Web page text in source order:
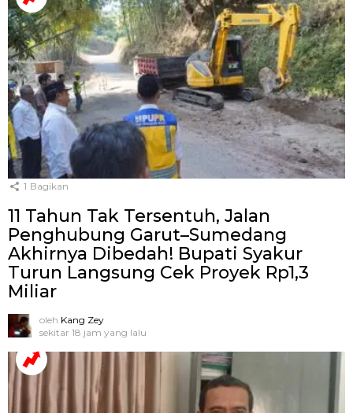
1 Bagikan
11 Tahun Tak Tersentuh, Jalan
Penghubung Garut–Sumedang
Akhirnya Dibedah! Bupati Syakur
Turun Langsung Cek Proyek Rp1,3
Miliar
oleh Kang Zey
sekitar 18 jam yang lalu